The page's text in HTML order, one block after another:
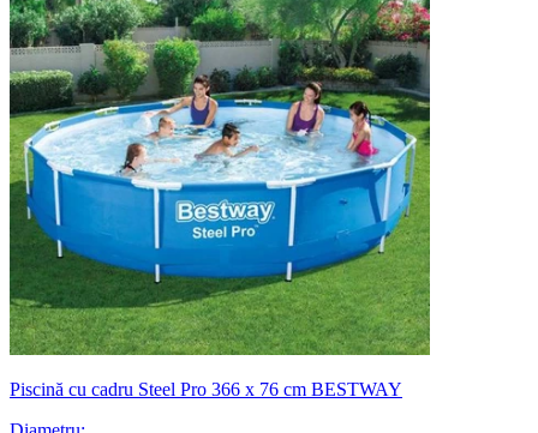
Piscină cu cadru Steel Pro 366 x 76 cm BESTWAY